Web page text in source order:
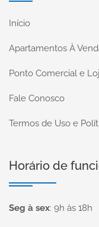
Início
Apartamentos À
Ponto Comercial e
Fale Conosco
Termos de Uso e
Horário de
Seg à sex: 9h às 18h